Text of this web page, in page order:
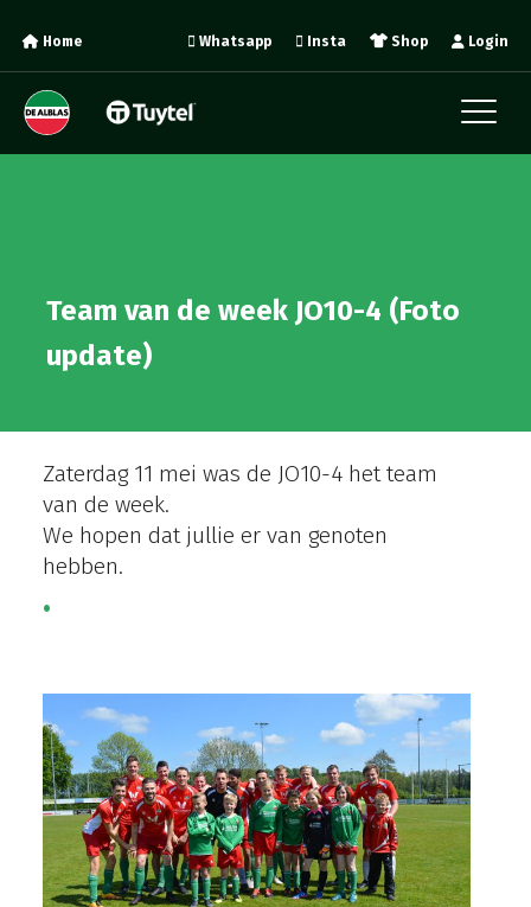
Home Login
Shop
Insta
Whatsapp
Team van de week JO10-4 (Foto
update)
Zaterdag 11 mei was de JO10-4 het team
van de week.
We hopen dat jullie er van genoten
hebben.